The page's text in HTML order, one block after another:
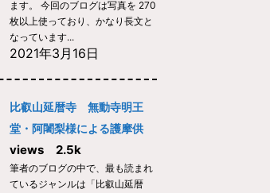
ます。 今回のブログは写真を 270
枚以上使っており、かなり長文と
なっています...
2021年3月16日
比叡山延暦寺 無動寺明王
堂・阿闍梨様による護摩供
views 2.5k
筆者のブログの中で、最も読まれ
ているジャンルは「比叡山延暦